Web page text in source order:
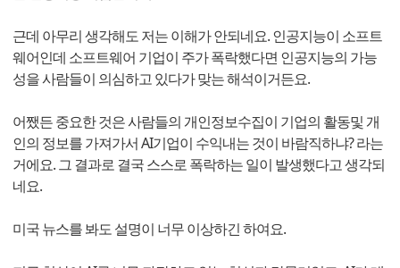
근데 아무리 생각해도 저는 이해가 안되네요. 인공지능이 소프트
웨어인데 소프트웨어 기업이 주가 폭락했다면 인공지능의 가능
성을 사람들이 의심하고 있다가 맞는 해석이거든요.
어쨌든 중요한 것은 사람들의 개인정보수집이 기업의 활동및 개
인의 정보를 가져가서 AI기업이 수익내는 것이 바람직하냐? 라는
거에요. 그 결과로 결국 스스로 폭락하는 일이 발생했다고 생각되
네요.
미국 뉴스를 봐도 설명이 너무 이상하긴 하여요.